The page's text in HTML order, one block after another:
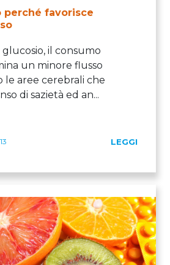
perché favorisce
il consumo
un minore flusso
le aree cerebrali che
di sazietà ed an...
LEGGI